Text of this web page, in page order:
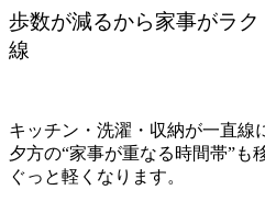
歩数が減るから家事がラ
線
キッチン・洗濯・収納が一直線
夕方の“家事が重なる時間帯”も
ぐっと軽くなります。